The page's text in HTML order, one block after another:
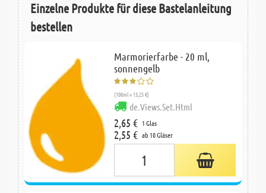
Einzelne Produkte für diese Bastelanleitung
bestellen
Marmorierfarbe - 20 ml,
sonnengelb
(100ml = 13,25 €)
de.Views.Set.Html
2,65 € 1 Glas
2,55 € ab 10 Gläser